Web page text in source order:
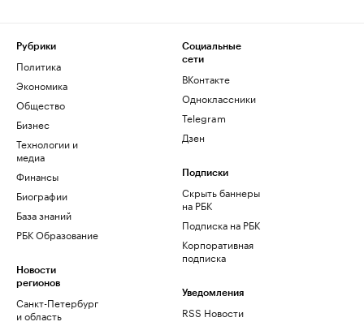
Рубрики
Политика
Экономика
Общество
Бизнес
Технологии и
медиа
Финансы
Биографии
База знаний
РБК Образование
Новости
регионов
Санкт-Петербург
и область
Социальные
сети
ВКонтакте
Одноклассники
Telegram
Дзен
Подписки
Скрыть баннеры
на РБК
Подписка на РБК
Корпоративная
подписка
Уведомления
RSS Новости